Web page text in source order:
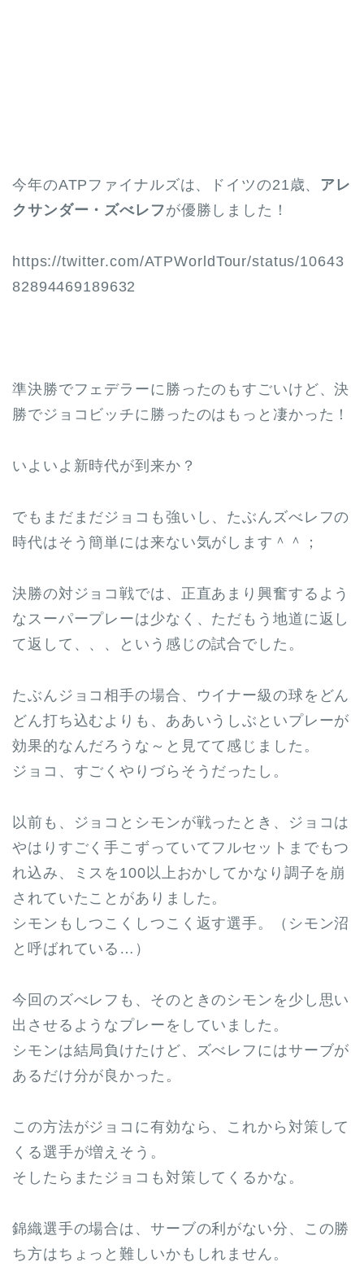
今年のATPファイナルズは、ドイツの21歳、 アレ
クサンダー・ズべレフが優勝しました！
https://twitter.com/ATPWorldTour/status/10643
82894469189632
準決勝でフェデラーに勝ったのもすごいけど、決
勝でジョコビッチに勝ったのはもっと凄かった！
いよいよ新時代が到来か？
でもまだまだジョコも強いし、たぶんズべレフの
時代はそう簡単には来ない気がします＾＾；
決勝の対ジョコ戦では、正直あまり興奮するよう
なスーパープレーは少なく、ただもう地道に返し
て返して、、、という感じの試合でした。
たぶんジョコ相手の場合、ウイナー級の球をどん
どん打ち込むよりも、ああいうしぶといプレーが
効果的なんだろうな～と見てて感じました。
ジョコ、すごくやりづらそうだったし。
以前も、ジョコとシモンが戦ったとき、ジョコは
やはりすごく手こずっていてフルセットまでもつ
れ込み、ミスを100以上おかしてかなり調子を崩
されていたことがありました。
シモンもしつこくしつこく返す選手。（シモン沼
と呼ばれている…）
今回のズべレフも、そのときのシモンを少し思い
出させるようなプレーをしていました。
シモンは結局負けたけど、ズべレフにはサーブが
あるだけ分が良かった。
この方法がジョコに有効なら、これから対策して
くる選手が増えそう。
そしたらまたジョコも対策してくるかな。
錦織選手の場合は、サーブの利がない分、この勝
ち方はちょっと難しいかもしれません。